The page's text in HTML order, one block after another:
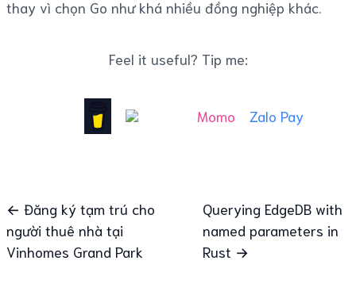
thay vì chọn Go như khá nhiều đồng nghiệp khác.
Feel it useful? Tip me:
Momo Zalo Pay
← Đăng ký tạm trú cho
người thuê nhà tại
Vinhomes Grand Park
Querying EdgeDB with
named parameters in
Rust →